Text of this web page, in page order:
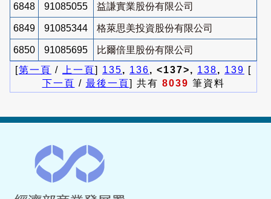
6848 91085055 益謙實業股份有限公司
6849 91085344 格萊思美投資股份有限公司
6850 91085695
比爾倍里股份有限公司
[第一頁 / 上一頁] 135, 136, <137>, 138, 139 [
下一頁 / 最後一頁] 共有 8039 筆資料